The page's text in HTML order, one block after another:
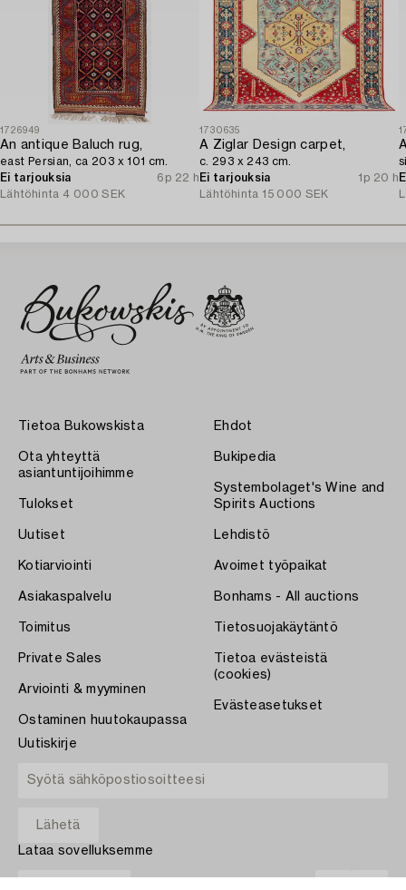
1726949
An antique Baluch rug,
east Persian, ca 203 x 101 cm.
Ei tarjouksia
6p 22 h
Lähtöhinta 4 000 SEK
1730635
A Ziglar Design carpet,
c. 293 x 243 cm.
Ei tarjouksia
1p 20 h
Lähtöhinta 15 000 SEK
Tietoa Bukowskista
Ota yhteyttä
asiantuntijoihimme
Tulokset
Uutiset
Kotiarviointi
Asiakaspalvelu
Toimitus
Private Sales
Arviointi & myyminen
Ostaminen huutokaupassa
Ehdot
Bukipedia
Systembolaget's Wine and
Spirits Auctions
Lehdistö
Avoimet työpaikat
Bonhams - All auctions
Tietosuojakäytäntö
Tietoa evästeistä
(cookies)
Evästeasetukset
Uutiskirje
Lataa sovelluksemme